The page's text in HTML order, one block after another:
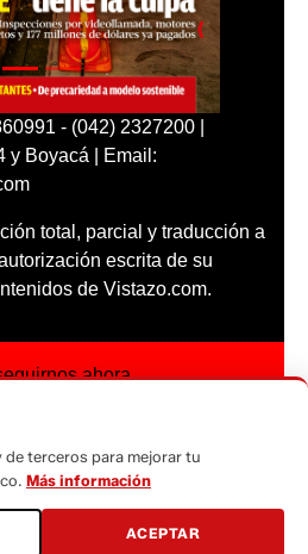
- (042) 2327200 |
y Boyacá | Email:
total, parcial y traducción a
escrita de su
de Vistazo.com.
ahora
a:
terceros para mejorar tu
Más información
ACEPTAR